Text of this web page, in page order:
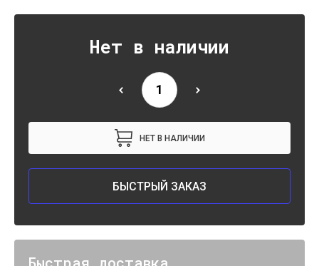
Нет в наличии
НЕТ В НАЛИЧИИ
БЫСТРЫЙ ЗАКАЗ